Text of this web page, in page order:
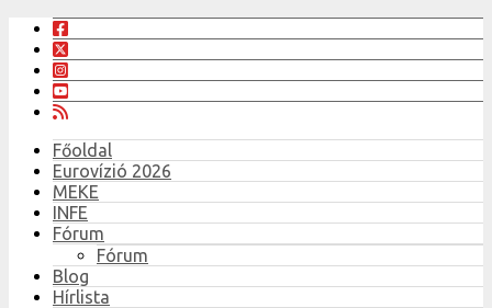
Főoldal
Eurovízió 2026
MEKE
INFE
Fórum
Fórum
Blog
Hírlista